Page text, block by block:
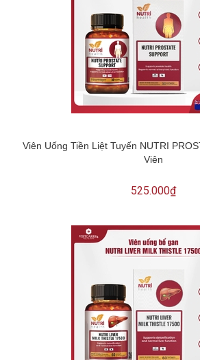
Viên Uống Tiền Liệt Tuyến NUTRI
Viên
525.000₫